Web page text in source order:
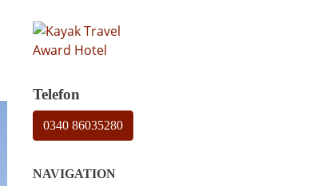
Telefon
0340 86035280
NAVIGATION